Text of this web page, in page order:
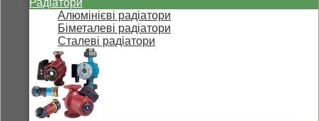
Радіатори
Алюмінієві радіатори
Біметалеві радіатори
Сталеві радіатори